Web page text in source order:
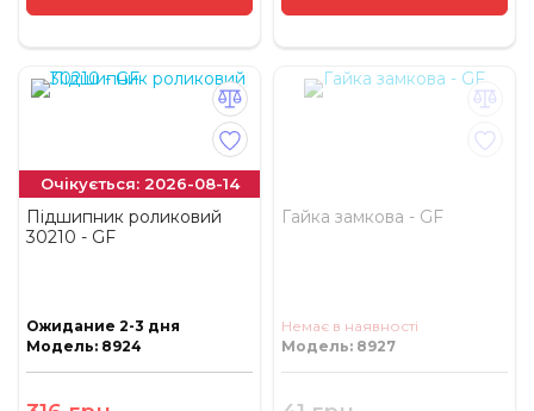
Очікується: 2026-08-14
Підшипник роликовий
30210 - GF
Ожидание 2-3 дня
Модель: 8924
Гайка замкова - GF
Немає в наявності
Модель: 8927